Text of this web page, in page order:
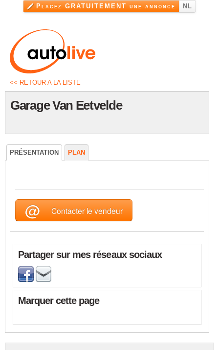
Aller au
contenu
principal
Placez GRATUITEMENT une annonce NL
<< RETOUR A LA LISTE
Garage Van Eetvelde
PRÉSENTATION PLAN
@Contacter le vendeur
Partager sur mes réseaux sociaux
Marquer cette page